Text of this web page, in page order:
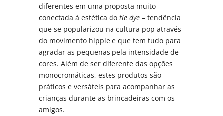
diferentes em uma proposta muito
conectada à estética dotie dye – tendência
que se popularizou na cultura pop através
do movimento hippie e que tem tudo para
agradar as pequenas pela intensidade de
cores. Além de ser diferente das opções
monocromáticas, estes produtos são
práticos e versáteis para acompanhar as
crianças durante as brincadeiras com os
amigos.